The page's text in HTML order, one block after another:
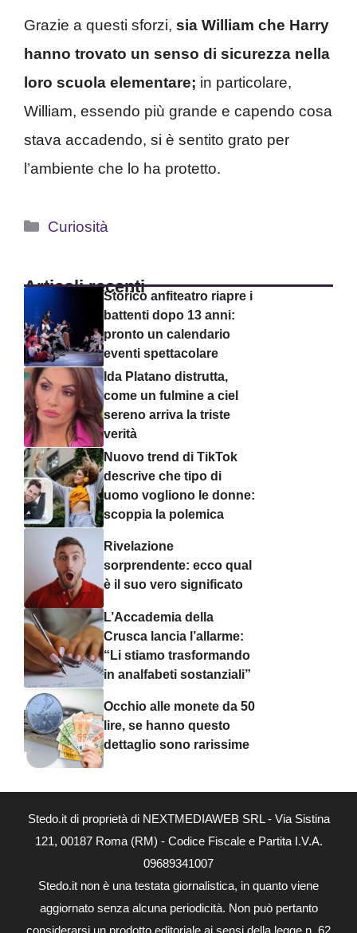
Grazie a questi sforzi, sia William che Harry
hanno trovato un senso di sicurezza nella
loro scuola elementare; in particolare,
William, essendo più grande e capendo cosa
stava accadendo, si è sentito grato per
l’ambiente che lo ha protetto.
Categorie
Curiosità
Articoli recentiStorico anfiteatro riapre i
battenti dopo 13 anni:
pronto un calendario
eventi spettacolare
Ida Platano distrutta,
come un fulmine a ciel
sereno arriva la triste
verità
Nuovo trend di TikTok
descrive che tipo di
uomo vogliono le donne:
scoppia la polemica
Rivelazione
sorprendente: ecco qual
è il suo vero significato
L’Accademia della
Crusca lancia l’allarme:
“Li stiamo trasformando
in analfabeti sostanziali”
Occhio alle monete da 50
lire, se hanno questo
dettaglio sono rarissime
Stedo.it di proprietà di NEXTMEDIAWEB SRL - Via Sistina
121, 00187 Roma (RM) - Codice Fiscale e Partita I.V.A.
09689341007
Stedo.it non è una testata giornalistica, in quanto viene
aggiornato senza alcuna periodicità. Non può pertanto
considerarsi un prodotto editoriale ai sensi della legge n. 62